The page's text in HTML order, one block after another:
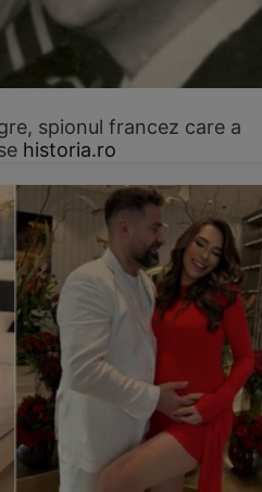
spionul francez care a
historia.ro